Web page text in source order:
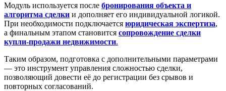
Модуль используется после бронирования объекта и
алгоритма сделки и дополняет его индивидуальной логикой.
При необходимости подключается юридическая экспертиза,
а финальным этапом становится сопровождение сделки
купли-продажи недвижимости.
Таким образом, подготовка с дополнительными параметрами
— это инструмент управления сложностью сделки,
позволяющий довести её до регистрации без срывов и
повторных согласований.